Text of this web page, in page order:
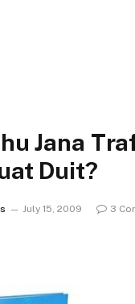
Jana
Duit?
July 15, 2009
3